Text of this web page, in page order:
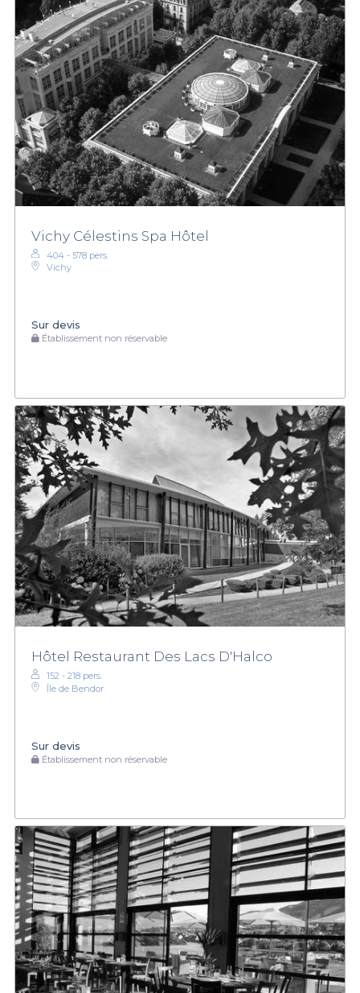
Vichy Célestins Spa Hôtel
404 - 578 pers.
Vichy
Sur devis
Établissement non réservable
Hôtel Restaurant Des Lacs D'Halco
152 - 218 pers.
Île de Bendor
Sur devis
Établissement non réservable